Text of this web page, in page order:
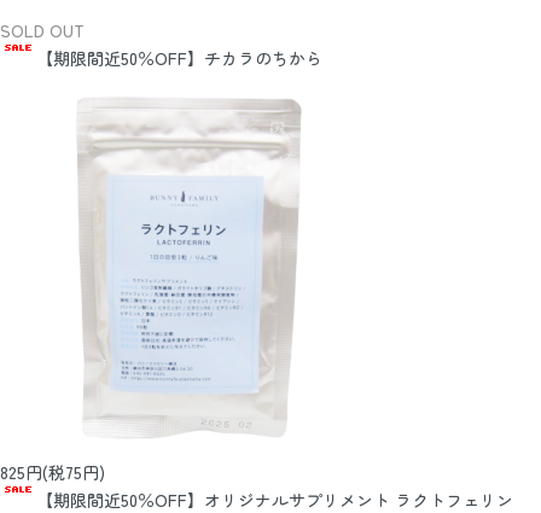
SOLD OUT
【期限間近50％OFF】チカラのちから
825円(税75円)
【期限間近50％OFF】オリジナルサプリメント ラクトフェリン